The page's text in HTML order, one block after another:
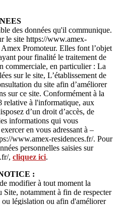
des données qu'il communique.
le site https://www.amex-
Promoteur. Elles font l’objet
pour finalité le traitement de
commerciale, en particulier : La
sur le site, L’établissement de
du site afin d’améliorer
sur ce site. Conformément à la
relative à l'informatique, aux
d’un droit d’accès, de
informations qui vous
en vous adressant à –
www.amex-residences.fr/. Pour
personnelles saisies sur
, cliquez ici.
:
modifier à tout moment la
notamment à fin de respecter
législation ou afin d'améliorer